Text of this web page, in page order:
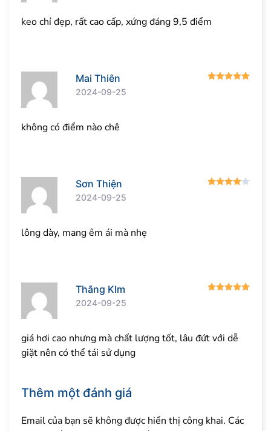
keo chỉ đẹp, rất cao cấp, xứng đáng 9,5 điểm
Mai Thiên
2024-09-25
không có điểm nào chê
Sơn Thiện
2024-09-25
lông dày, mang êm ái mà nhẹ
Thắng KIm
2024-09-25
giá hơi cao nhưng mà chất lượng tốt, lâu đứt với dễ
giặt nên có thể tái sử dụng
Thêm một đánh giá
Email của bạn sẽ không được hiển thị công khai. Các